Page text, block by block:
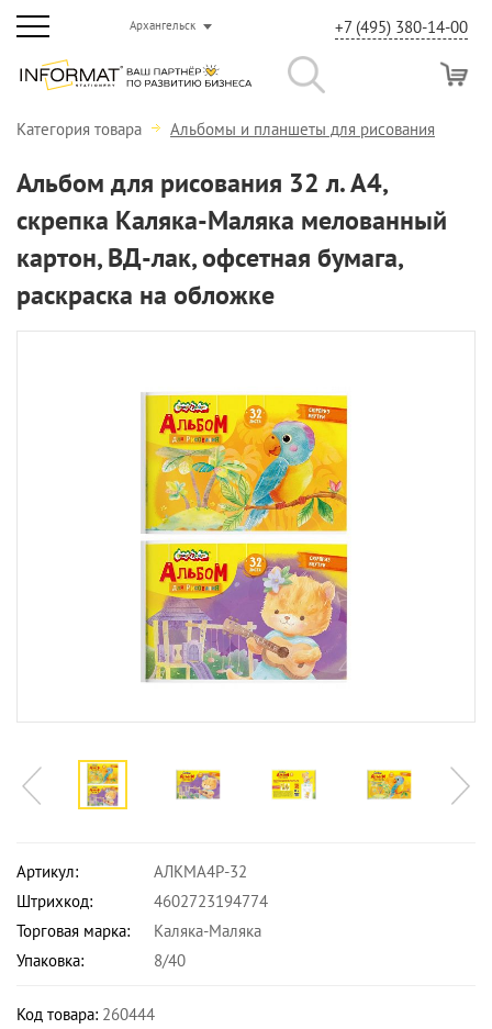
Архангельск +7 (495) 380-14-00
Категория товара Альбомы и планшеты для рисования
Альбом для рисования 32 л. А4,
скрепка Каляка-Маляка мелованный
картон, ВД-лак, офсетная бумага,
раскраска на обложке
Артикул:
АЛКМА4Р-32
Штрихкод:
4602723194774
Торговая марка:
Каляка-Маляка
Упаковка:
8/40
Код товара: 260444